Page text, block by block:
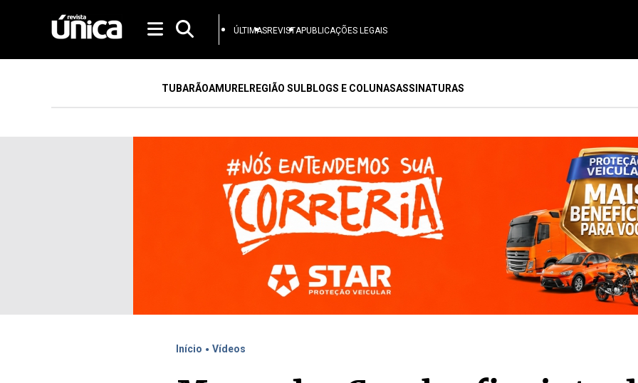
ÚLTIMASREVISTAPUBLICAÇÕES LEGAIS
TUBARÃOAMURELREGIÃO SULBLOGS E COLUNASASSINATURAS
Início . Vídeos